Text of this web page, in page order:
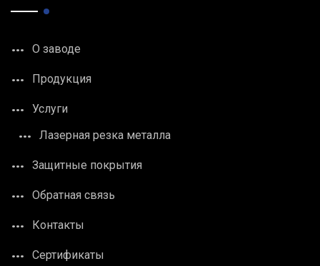
О заводе
Продукция
Услуги
Лазерная резка металла
Защитные покрытия
Обратная связь
Контакты
Сертификаты